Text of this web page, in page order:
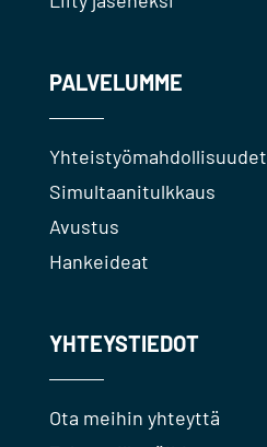
PALVELUMME
Yhteistyömahdollisuudet
Simultaanitulkkaus
Avustus
Hankeideat
YHTEYSTIEDOT
Ota meihin yhteyttä